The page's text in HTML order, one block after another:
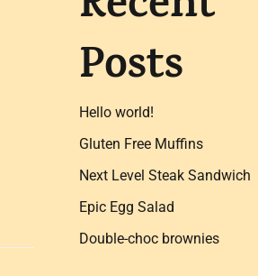
Posts
Hello world!
Gluten Free Muffins
Next Level Steak Sandwich
Epic Egg Salad
Double-choc brownies